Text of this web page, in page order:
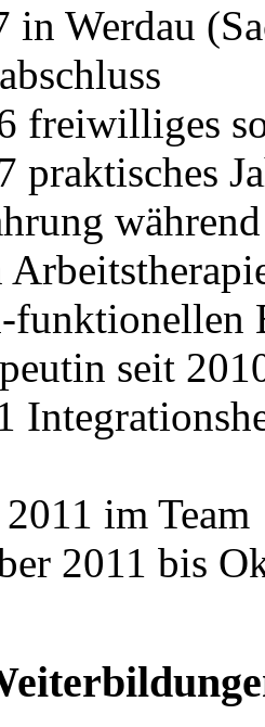
in Werdau
freiwilliges
praktisches
funktionellen
seit
im Team
2011 bis